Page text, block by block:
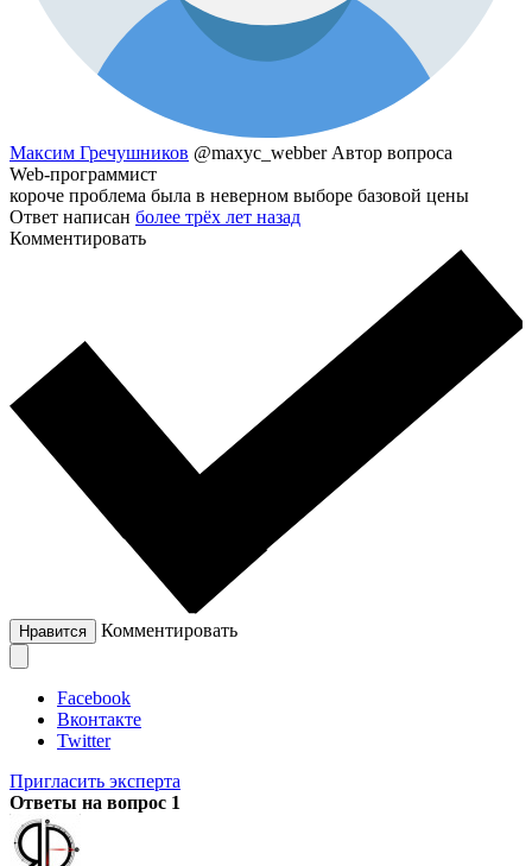
Максим Гречушников @maxyc_webber Автор вопроса
Web-программист
короче проблема была в неверном выборе базовой цены
Ответ написан более трёх лет назад
Комментировать
Нравится Комментировать
Facebook
Вконтакте
Twitter
Пригласить эксперта
Ответы на вопрос 1